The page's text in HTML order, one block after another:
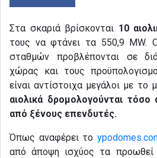
Στα σκαριά βρίσκονται 10
τους να φτάνει τα 550,9 MW.
σταθμών προβλέπονται σε
χώρας και τους
είναι αντίστοιχα μεγάλοι με
αιολικά δρομολογούνται
από ξένους επενδυτές.
Όπως αναφέρει το
από άποψη ισχύος τα προωθεί